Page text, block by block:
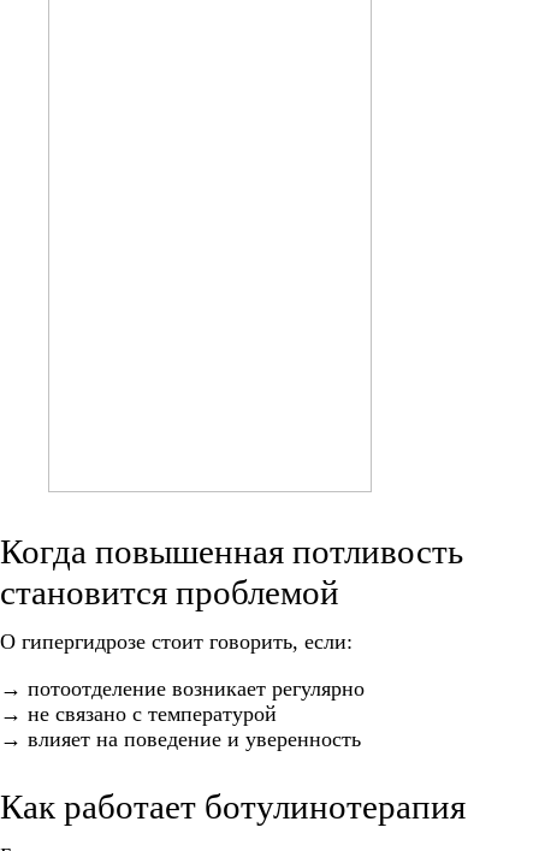
Когда повышенная потливость
становится проблемой
О гипергидрозе стоит говорить, если:
→ потоотделение возникает регулярно
→ не связано с температурой
→ влияет на поведение и уверенность
Как работает ботулинотерапия